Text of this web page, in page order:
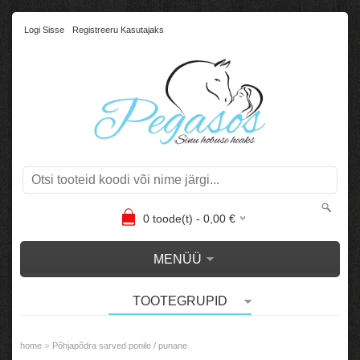
Logi Sisse Registreeru Kasutajaks
0toode(t) - 0,00€
MENÜÜ
TOOTEGRUPID
home » Põhjapõdra sarved ponile / punane